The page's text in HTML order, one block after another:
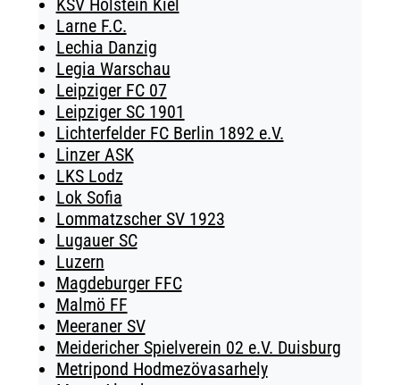
KSV Holstein Kiel
Larne F.C.
Lechia Danzig
Legia Warschau
Leipziger FC 07
Leipziger SC 1901
Lichterfelder FC Berlin 1892 e.V.
Linzer ASK
LKS Lodz
Lok Sofia
Lommatzscher SV 1923
Lugauer SC
Luzern
Magdeburger FFC
Malmö FF
Meeraner SV
Meidericher Spielverein 02 e.V. Duisburg
Metripond Hodmezövasarhely